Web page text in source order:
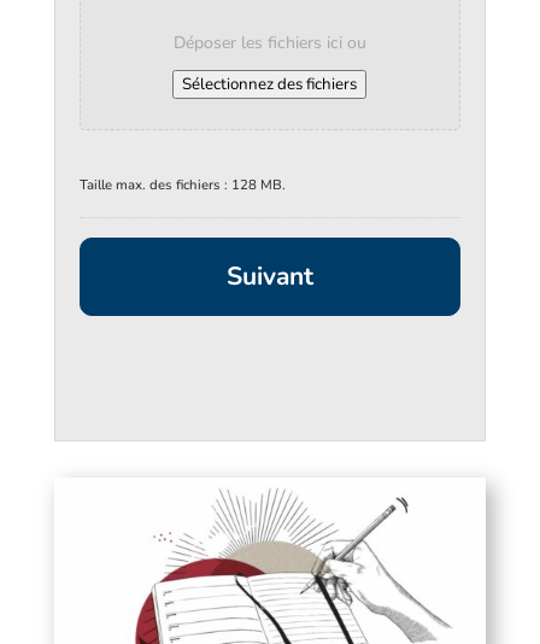
Déposer les fichiers ici ou
Sélectionnez des fichiers
Taille max. des fichiers : 128 MB.